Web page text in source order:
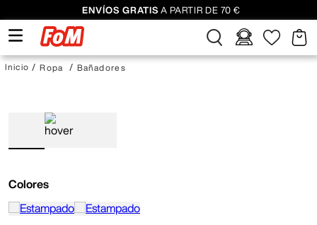
ENVÍOS GRATIS A PARTIR DE 70 €
Ropa Bañadores
Colores